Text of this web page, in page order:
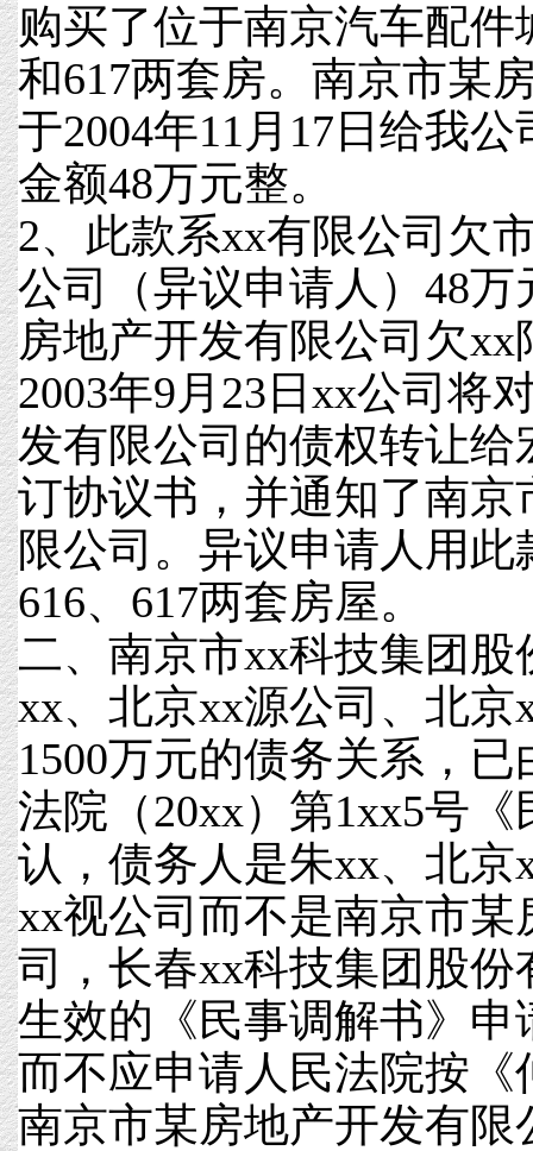
购买了位于南京汽车配件
和617两套房。南京市某
于2004年11月17日给我
金额48万元整。
2、此款系xx有限公司欠
公司（异议申请人）48
房地产开发有限公司欠xx
2003年9月23日xx公司将
发有限公司的债权转让
订协议书，并通知了南京
限公司。异议申请人用此
616、617两套房屋。
二、南京市xx科技集团股
xx、北京xx源公司、北京
1500万元的债务关系，
法院（20xx）第1xx5号
认，债务人是朱xx、北京
xx视公司而不是南京市
司，长春xx科技集团股份
生效的《民事调解书》申
而不应申请人民法院按《
南京市某房地产开发有限